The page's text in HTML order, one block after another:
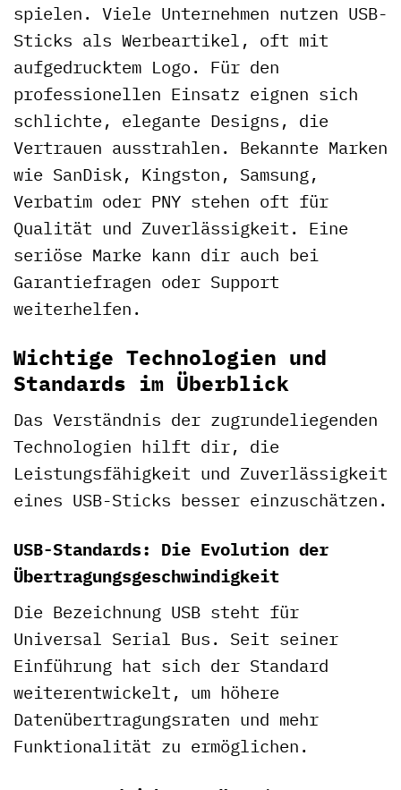
spielen. Viele Unternehmen nutzen USB-
Sticks als Werbeartikel, oft mit
aufgedrucktem Logo. Für den
professionellen Einsatz eignen sich
schlichte, elegante Designs, die
Vertrauen ausstrahlen. Bekannte Marken
wie SanDisk, Kingston, Samsung,
Verbatim oder PNY stehen oft für
Qualität und Zuverlässigkeit. Eine
seriöse Marke kann dir auch bei
Garantiefragen oder Support
weiterhelfen.
Wichtige Technologien und
Standards im Überblick
Das Verständnis der zugrundeliegenden
Technologien hilft dir, die
Leistungsfähigkeit und Zuverlässigkeit
eines USB-Sticks besser einzuschätzen.
USB-Standards: Die Evolution der
Übertragungsgeschwindigkeit
Die Bezeichnung USB steht für
Universal Serial Bus. Seit seiner
Einführung hat sich der Standard
weiterentwickelt, um höhere
Datenübertragungsraten und mehr
Funktionalität zu ermöglichen.